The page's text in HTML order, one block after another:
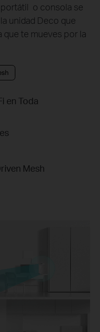
o consola se
unidad Deco que
que te mueves por la
en Toda
Mesh